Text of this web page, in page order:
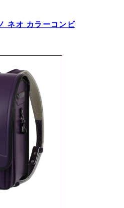
ネオ カラーコンビ